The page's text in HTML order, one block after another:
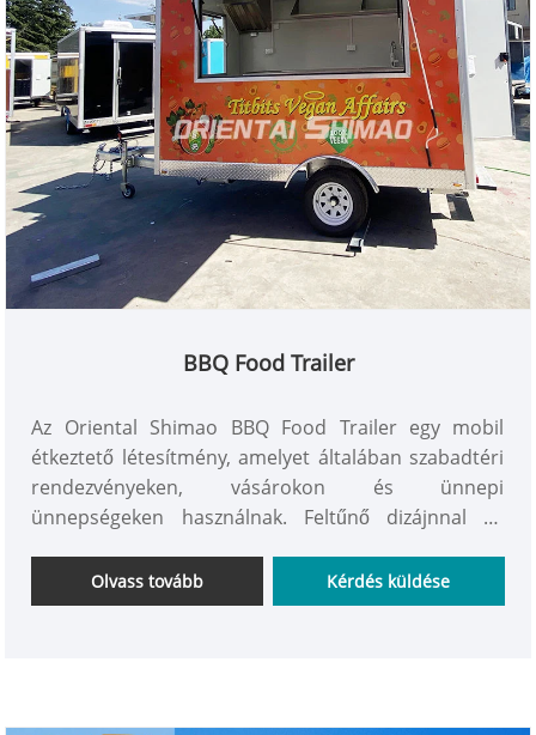
BBQ Food Trailer
Az Oriental Shimao BBQ Food Trailer egy mobil
étkeztető létesítmény, amelyet általában szabadtéri
rendezvényeken, vásárokon és ünnepi
ünnepségeken használnak. Feltűnő dizájnnal és
szabott külső dizájnnal és céges logóval.
Egyszerűsége és rugalmassága miatt népszerű a
Olvass tovább Kérdés küldése